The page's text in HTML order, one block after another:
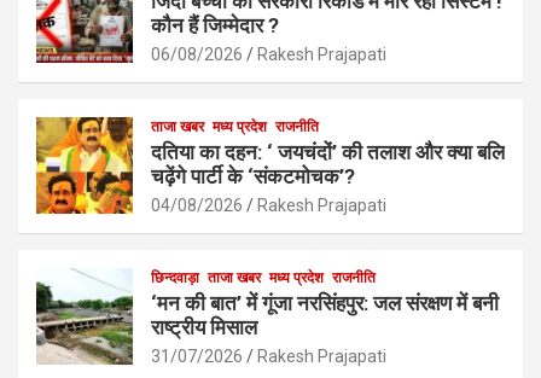
o
o
k
A
p
p
कौन हैं जिम्मेदार ?
06/08/2026 Rakesh Prajapati
ताजा खबर मध्य प्रदेश राजनीति
दतिया का दहन: ‘ जयचंदों’ की तलाश और क्या बलि
चढ़ेंगे पार्टी के ‘संकटमोचक’?
04/08/2026 Rakesh Prajapati
छिन्दवाड़ा ताजा खबर मध्य प्रदेश राजनीति
‘मन की बात’ में गूंजा नरसिंहपुर: जल संरक्षण में बनी
राष्ट्रीय मिसाल
31/07/2026 Rakesh Prajapati